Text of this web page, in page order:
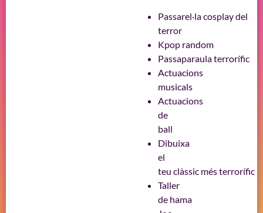
Passarel·la cosplay del
terror
Kpop random
Passaparaula terrorífic
Actuacions
musicals
Actuacions
de
ball
Dibuixa
el
teu clàssic més terrorífic
Taller
de hama